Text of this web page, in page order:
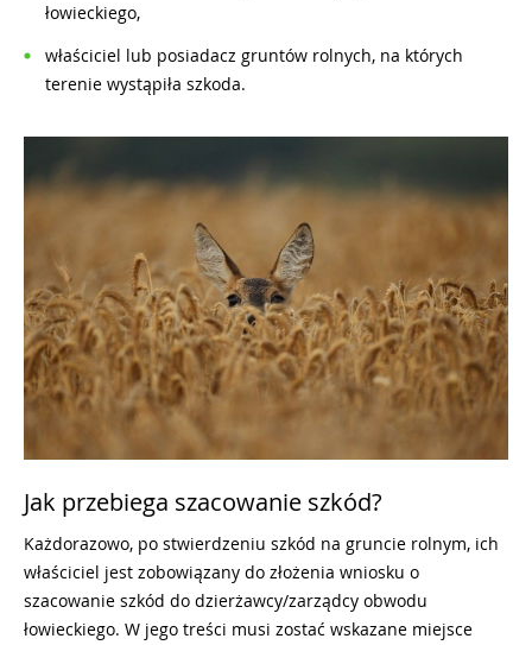
łowieckiego,
właściciel lub posiadacz gruntów rolnych, na których
terenie wystąpiła szkoda.
Jak przebiega szacowanie szkód?
Każdorazowo, po stwierdzeniu szkód na gruncie rolnym, ich
właściciel jest zobowiązany do złożenia wniosku o
szacowanie szkód do dzierżawcy/zarządcy obwodu
łowieckiego. W jego treści musi zostać wskazane miejsce